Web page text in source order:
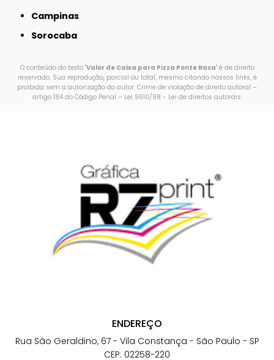
Campinas
Sorocaba
O conteúdo do texto "Valor de Caixa para Pizza Ponte Rasa" é de direito
reservado. Sua reprodução, parcial ou total, mesmo citando nossos links, é
proibida sem a autorização do autor. Crime de violação de direito autoral –
artigo 184 do Código Penal – Lei 9610/98 - Lei de direitos autorais.
ENDEREÇO
Rua São Geraldino, 67 - Vila Constança - São Paulo - SP
CEP: 02258-220